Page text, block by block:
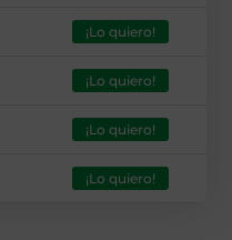
¡Lo quiero!
¡Lo quiero!
¡Lo quiero!
¡Lo quiero!